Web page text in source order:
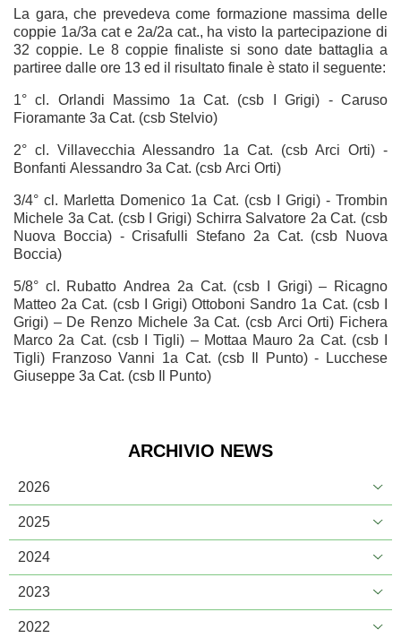
La gara, che prevedeva come formazione massima delle
coppie 1a/3a cat e 2a/2a cat., ha visto la partecipazione di
32 coppie. Le 8 coppie finaliste si sono date battaglia a
partiree dalle ore 13 ed il risultato finale è stato il seguente:
1° cl. Orlandi Massimo 1a Cat. (csb I Grigi) - Caruso
Fioramante 3a Cat. (csb Stelvio)
2° cl. Villavecchia Alessandro 1a Cat. (csb Arci Orti) -
Bonfanti Alessandro 3a Cat. (csb Arci Orti)
3/4° cl. Marletta Domenico 1a Cat. (csb I Grigi) - Trombin
Michele 3a Cat. (csb I Grigi) Schirra Salvatore 2a Cat. (csb
Nuova Boccia) - Crisafulli Stefano 2a Cat. (csb Nuova
Boccia)
5/8° cl. Rubatto Andrea 2a Cat. (csb I Grigi) – Ricagno
Matteo 2a Cat. (csb I Grigi) Ottoboni Sandro 1a Cat. (csb I
Grigi) – De Renzo Michele 3a Cat. (csb Arci Orti) Fichera
Marco 2a Cat. (csb I Tigli) – Mottaa Mauro 2a Cat. (csb I
Tigli) Franzoso Vanni 1a Cat. (csb Il Punto) - Lucchese
Giuseppe 3a Cat. (csb Il Punto)
ARCHIVIO NEWS
2026
2025
2024
2023
2022